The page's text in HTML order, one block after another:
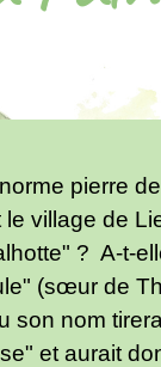
pierre
village de
? A-t-
(sœur de
son nom
et aurait